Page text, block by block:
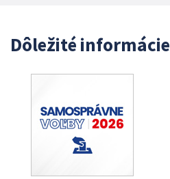
Dôležité informácie